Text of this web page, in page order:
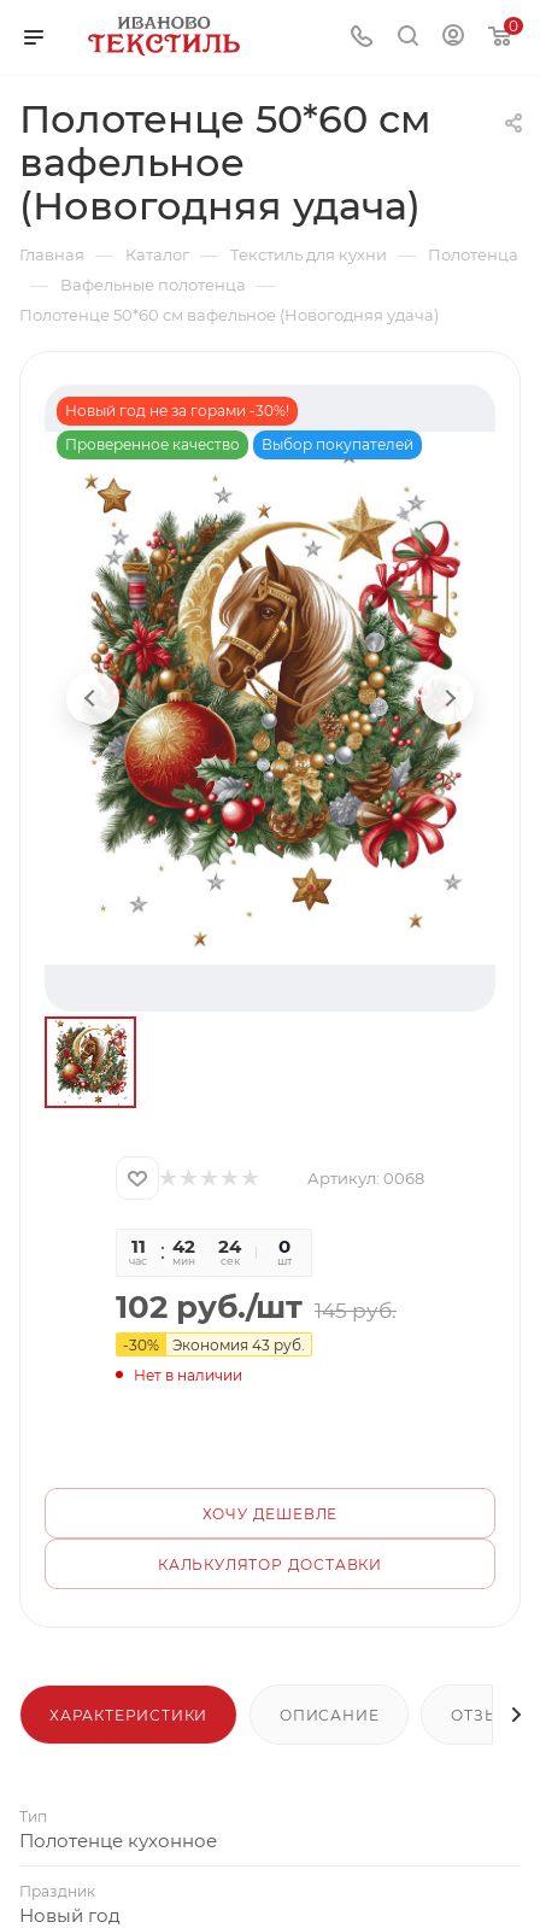
0
Полотенце 50*60 см
вафельное
(Новогодняя удача)
Главная — Каталог — Текстиль для кухни — Полотенца
— Вафельные полотенца —
Полотенце 50*60 см вафельное (Новогодняя удача)
Новый год не за горами -30%!
Проверенное качество
Выбор покупателей
Артикул: 0068
11
час
42
мин
23
сек
0
шт
102 руб./шт 145руб.
-30% Экономия 43 руб.
Нет в наличии
ХОЧУ ДЕШЕВЛЕ
КАЛЬКУЛЯТОР ДОСТАВКИ
ХАРАКТЕРИСТИКИ ОПИСАНИЕ ОТЗЫВЫ
Тип
Полотенце кухонное
Праздник
Новый год